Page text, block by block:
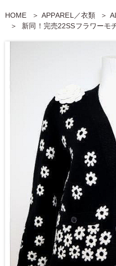
HOME APPAREL／衣類
新同！完売22SSフラワーモ